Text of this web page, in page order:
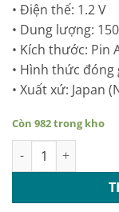
• Điện thế: 1.2 V
• Dung lượng:
• Kích thước: Pin
• Hình thức đóng
• Xuất xứ: Japan
Còn 982 trong kho
Pin sạc AA